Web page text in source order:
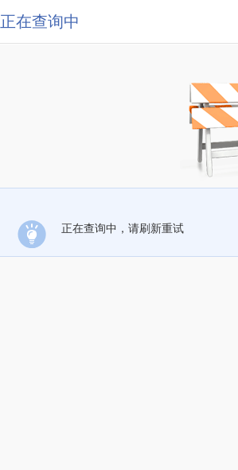
正在查询中
正在查询中，请刷新重试